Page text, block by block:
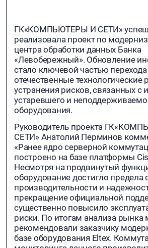
ГК«КОМПЬЮТЕРЫ И СЕТИ»
реализовала проект по
центра обработки данных Банка
«Левобережный». Обновление
стало ключевой частью
отечественные технологические
устранения рисков, связанных с
устаревшего и
оборудования.
Руководитель проекта
СЕТИ» Анатолий Перминов
«Ранее ядро серверной
построено на базе платформы
Несмотря на продвинутый
оборудование достигло предела
производительности и
прекращение официальной
существенно повысило
риски. По итогам анализа рынка
рекомендовали заказчику
базе оборудования Eltex.